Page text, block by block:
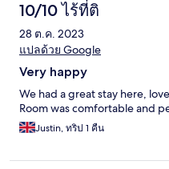
10/10 ไร้ที่ติ
28 ต.ค. 2023
แปลด้วย Google
Very happy
We had a great stay here,
Room was comfortable and
Justin, ทริป 1 คืน